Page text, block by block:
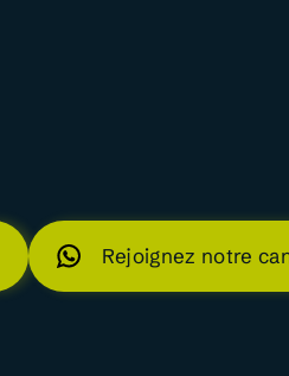
Rejoignez notre